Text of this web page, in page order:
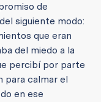
de
siguiente modo:
que eran
del miedo a la
percibí por parte
para calmar el
en ese